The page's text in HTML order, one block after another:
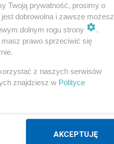
wróg
tych rakiet
Twoją prywatność, prosimy o
dobrowolna i zawsze możesz
dolnym rogu strony
.
prawo sprzeciwić się
z naszych serwisów
znajdziesz w Polityce
AKCEPTUJĘ